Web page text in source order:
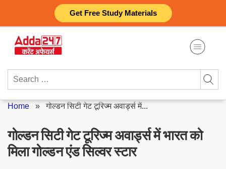
Get Free Study Materials
content
Search
Home »गोल्डन सिटी गेट टूरिज्म अवार्ड्स में...
गोल्डन सिटी गेट टूरिज्म अवार्ड्स में भारत को
मिला गोल्डन एंड सिल्वर स्टार